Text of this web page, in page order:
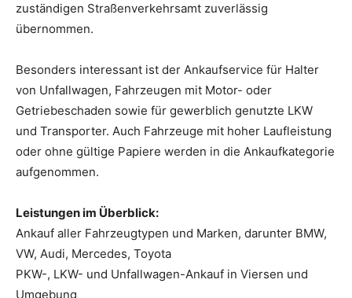
zuständigen Straßenverkehrsamt zuverlässig
übernommen.
Besonders interessant ist der Ankaufservice für Halter
von Unfallwagen, Fahrzeugen mit Motor- oder
Getriebeschaden sowie für gewerblich genutzte LKW
und Transporter. Auch Fahrzeuge mit hoher Laufleistung
oder ohne gültige Papiere werden in die Ankaufkategorie
aufgenommen.
Leistungen im Überblick:
Ankauf aller Fahrzeugtypen und Marken, darunter BMW,
VW, Audi, Mercedes, Toyota
PKW-, LKW- und Unfallwagen-Ankauf in Viersen und
Umgebung